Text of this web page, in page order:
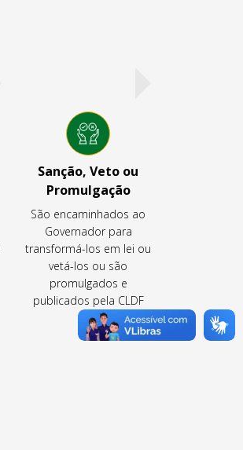
Sanção, Veto ou
Promulgação
São encaminhados ao
Governador para
transformá-los em lei ou
vetá-los ou são
promulgados e
publicados pela CLDF